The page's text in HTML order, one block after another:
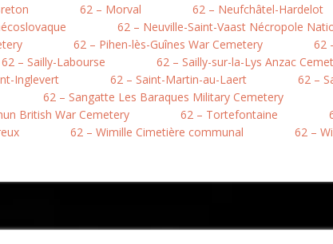
62 – Morval
62 – Neufchâtel-Hardelot
62 – Neuville-Saint-Vaast Nécropole
62 – Pihen-lès-Guînes War Cemetery 62
62 – Sailly-Labourse 62 – Sailly-sur-la-Lys Anzac
Inglevert 62 – Saint-Martin-au-Laert
62 –
62 – Sangatte Les Baraques Military Cemetery
British War Cemetery 62 – Tortefontaine
62 – Wimille Cimetière communal 62 –